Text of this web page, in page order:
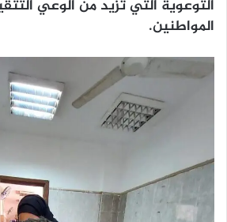
التوعوية التي تزيد من الوعي
المواطنين.